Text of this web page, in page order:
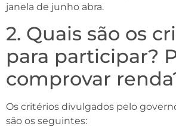
janela de junho abra.
2. Quais são os
para participar?
comprovar
Os critérios divulgados pelo
são os seguintes: